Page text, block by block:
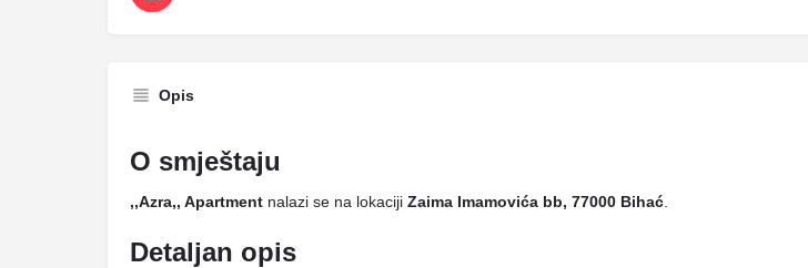
Opis
O smještaju
,,Azra,, Apartment nalazi se na lokaciji Zaima Imamovića bb, 77000 Bihać
Detaljan opis